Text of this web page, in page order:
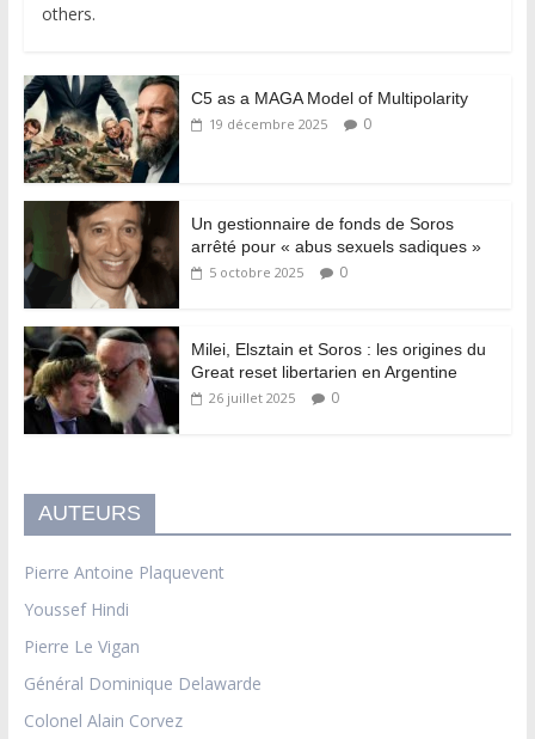
others.
C5 as a MAGA Model of Multipolarity
19 décembre 2025 0
Un gestionnaire de fonds de Soros
arrêté pour « abus sexuels sadiques »
5 octobre 2025 0
Milei, Elsztain et Soros : les origines du
Great reset libertarien en Argentine
26 juillet 2025 0
AUTEURS
Pierre Antoine Plaquevent
Youssef Hindi
Pierre Le Vigan
Général Dominique Delawarde
Colonel Alain Corvez